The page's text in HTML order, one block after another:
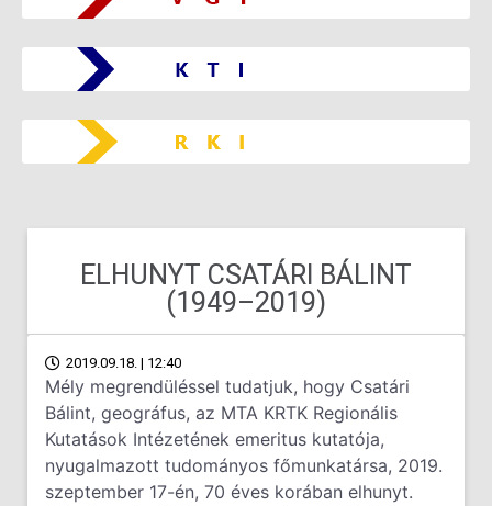
ELHUNYT CSATÁRI BÁLINT
(1949–2019)
2019.09.18. | 12:40
Mély megrendüléssel tudatjuk, hogy Csatári
Bálint, geográfus, az MTA KRTK Regionális
Kutatások Intézetének emeritus kutatója,
nyugalmazott tudományos főmunkatársa, 2019.
szeptember 17-én, 70 éves korában elhunyt.